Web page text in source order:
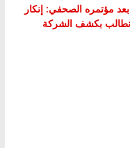
مؤتمره الصحفي: إنكار
بكشف الشركة